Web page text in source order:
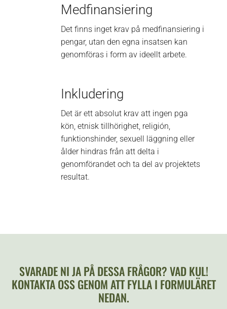
Medfinansiering
Det finns inget krav på medfinansiering i
pengar, utan den egna insatsen kan
genomföras i form av ideellt arbete.
Inkludering
Det är ett absolut krav att ingen pga
kön, etnisk tillhörighet, religión,
funktionshinder, sexuell läggning eller
ålder hindras från att delta i
genomförandet och ta del av projektets
resultat.
SVARADE NI JA PÅ DESSA FRÅGOR? VAD KUL!
KONTAKTA OSS GENOM ATT FYLLA I FORMULÄRET
NEDAN.